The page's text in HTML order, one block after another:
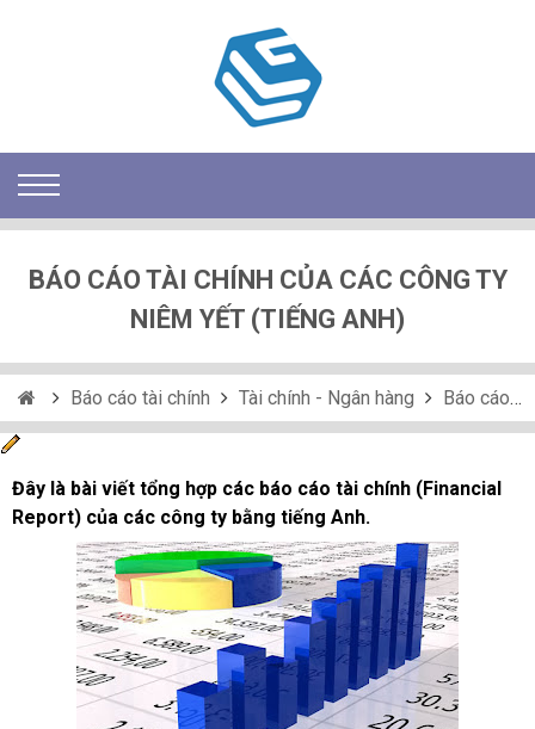
BÁO CÁO TÀI CHÍNH CỦA CÁC CÔNG TY
NIÊM YẾT (TIẾNG ANH)
Báo cáo tài chính Tài chính - Ngân hàng Báo cáo tài chính của các công ty niêm yết (Tiếng Anh)
Đây là bài viết tổng hợp các báo cáo tài chính (Financial
Report) của các công ty bằng tiếng Anh.